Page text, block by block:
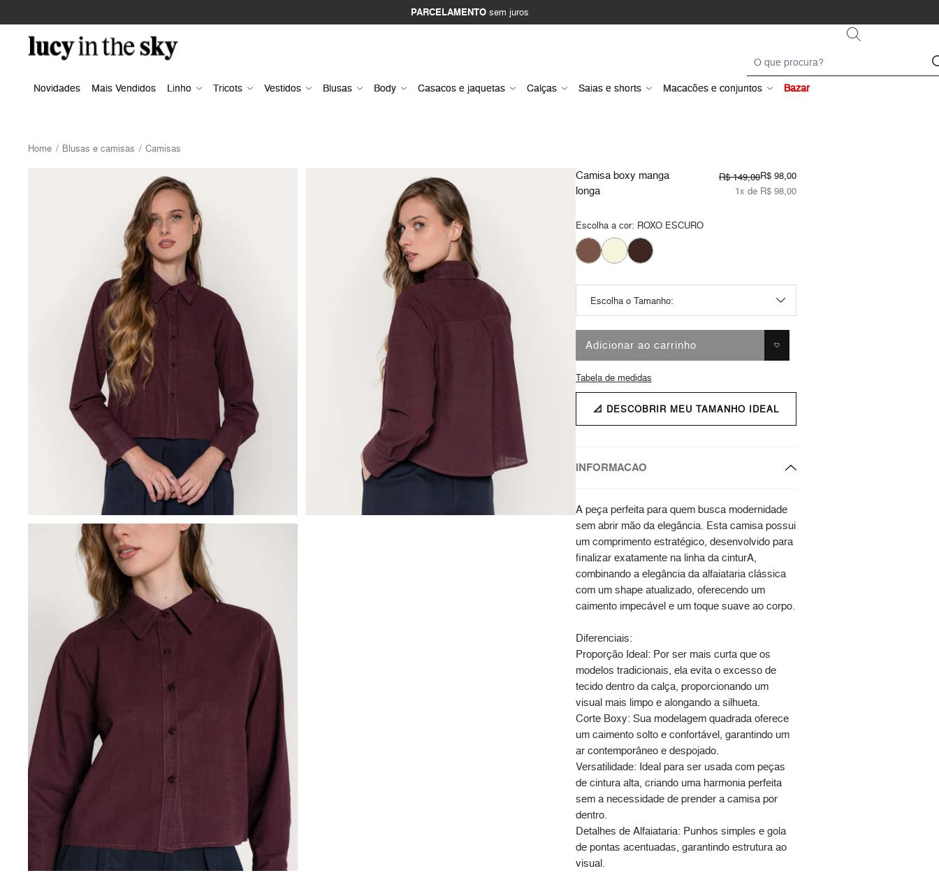
PARCELAMENTOsem juros
Novidades Mais Vendidos Linho Tricots Vestidos Blusas Body Casacos e jaquetas Calças Saias e shorts Macacões e conjuntos Bazar
Home Blusas e camisas Camisas
Camisa boxy manga
longa
R$ 149,00R$ 98,00
1x de R$ 98,00
Escolha a cor: ROXO ESCURO
Adicionar ao carrinho
Tabela de medidas
📐 DESCOBRIR MEU TAMANHO IDEAL
INFORMACAO
A peça perfeita para quem busca modernidade
sem abrir mão da elegância. Esta camisa possui
um comprimento estratégico, desenvolvido para
finalizar exatamente na linha da cinturA,
combinando a elegância da alfaiataria clássica
com um shape atualizado, oferecendo um
caimento impecável e um toque suave ao corpo.
Diferenciais:
Proporção Ideal: Por ser mais curta que os
modelos tradicionais, ela evita o excesso de
tecido dentro da calça, proporcionando um
visual mais limpo e alongando a silhueta.
Corte Boxy: Sua modelagem quadrada oferece
um caimento solto e confortável, garantindo um
ar contemporâneo e despojado.
Versatilidade: Ideal para ser usada com peças
de cintura alta, criando uma harmonia perfeita
sem a necessidade de prender a camisa por
dentro.
Detalhes de Alfaiataria: Punhos simples e gola
de pontas acentuadas, garantindo estrutura ao
visual.